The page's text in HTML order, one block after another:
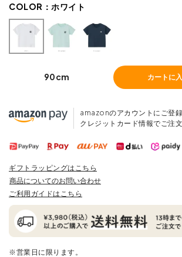
COLOR： ホワイト
90cm カートに
amazonのアカウントにご登録
クレジットカード情報でご注
ギフトラッピングはこちら
商品についてのお問い合わせ
ご利用ガイドはこちら
※営業日に限ります。